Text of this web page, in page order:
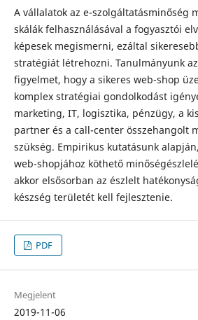
A vállalatok az e-szolgáltatásminőség
skálák felhasználásával a fogyasztói
képesek megismerni, ezáltal
stratégiát létrehozni. Tanulmányunk
figyelmet, hogy a sikeres web-shop
komplex stratégiai gondolkodást
marketing, IT, logisztika, pénzügy, a
partner és a call-center összehangolt
szükség. Empirikus kutatásunk
web-shopjához köthető
akkor elsősorban az észlelt
készség területét kell fejlesztenie.
PDF
Megjelent
2019-11-06